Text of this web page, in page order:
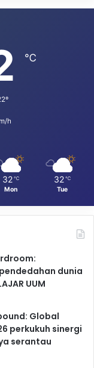
℃
h
32 ℃
Mon
32 ℃
Tue
dunia
UUM
Global
perkukuh sinergi
serantau